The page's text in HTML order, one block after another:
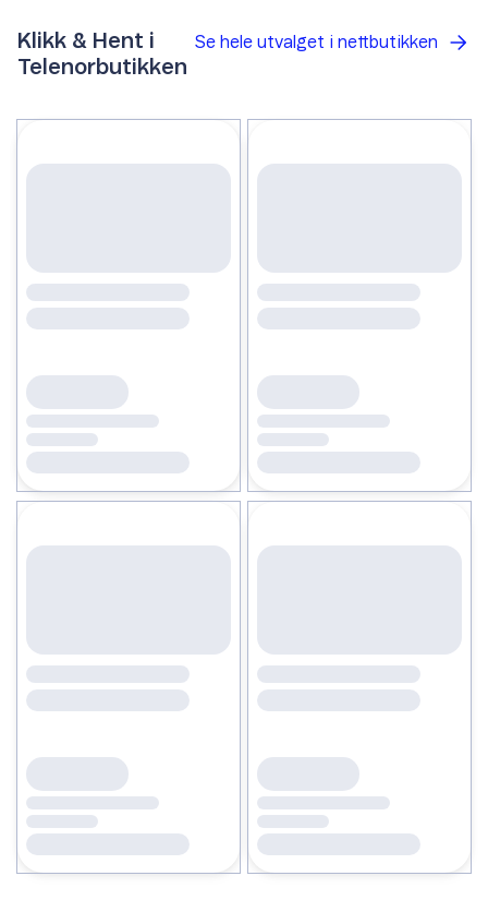
Klikk & Hent i
Telenorbutikken
Se hele utvalget i nettbutikken